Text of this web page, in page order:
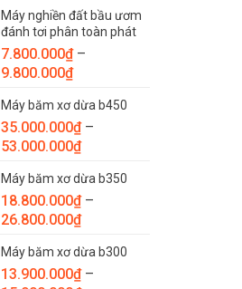
Máy nghiền đất bầu ươm
đánh tơi phân toàn phát
7.800.000₫ –
9.800.000₫Khoảng
từ
7.800.000₫
đến
Máy băm xơ dừa b450
35.000.000₫ –
53.000.000₫Khoảng
từ
35.000.000₫
đến
Máy băm xơ dừa b350
18.800.000₫ –
26.800.000₫Khoảng
từ
18.800.000₫
Máy băm xơ dừa b300
13.900.000₫ –